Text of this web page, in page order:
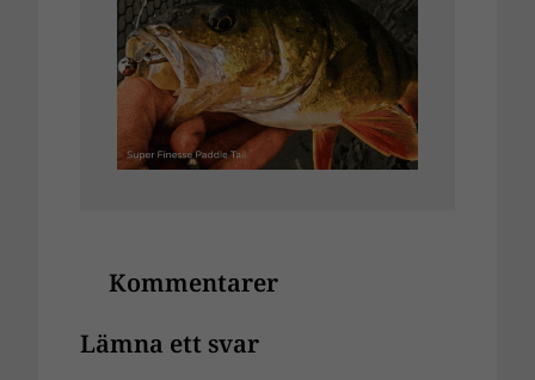
Kommentarer
Lämna ett svar